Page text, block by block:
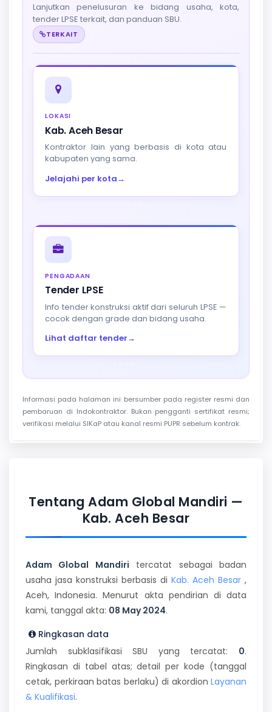
Lanjutkan penelusuran ke bidang usaha, kota,
tender LPSE terkait, dan panduan SBU.
TERKAIT
LOKASI
Kab. Aceh Besar
Kontraktor lain yang berbasis di kota atau
kabupaten yang sama.
Jelajahi per kota→
PENGADAAN
Tender LPSE
Info tender konstruksi aktif dari seluruh LPSE —
cocok dengan grade dan bidang usaha.
Lihat daftar tender→
Informasi pada halaman ini bersumber pada register resmi dan
pembaruan di Indokontraktor. Bukan pengganti sertifikat resmi;
verifikasi melalui SIKaP atau kanal resmi PUPR sebelum kontrak.
Tentang Adam Global Mandiri —
Kab. Aceh Besar
Adam Global Mandiri tercatat sebagai badan
usaha jasa konstruksi berbasis di Kab. Aceh Besar ,
Aceh, Indonesia. Menurut akta pendirian di data
kami, tanggal akta: 08 May 2024.
Ringkasan data
Jumlah subklasifikasi SBU yang tercatat: 0.
Ringkasan di tabel atas; detail per kode (tanggal
cetak, perkiraan batas berlaku) di akordion Layanan
& Kualifikasi.